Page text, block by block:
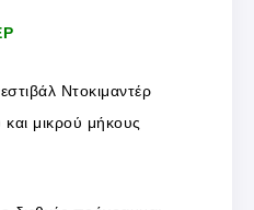
Ντοκιμαντέρ
μικρού μήκους